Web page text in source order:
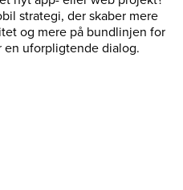
strategi, der skaber mere
og mere på bundlinjen for
en uforpligtende dialog.